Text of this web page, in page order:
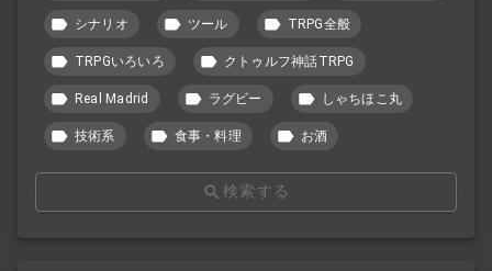
シナリオ ツール TRPG全般
TRPGいろいろ クトゥルフ神話TRPG
Real Madrid ラグビー しゃちほこ丸
技術系 食事・料理 お酒
検索する